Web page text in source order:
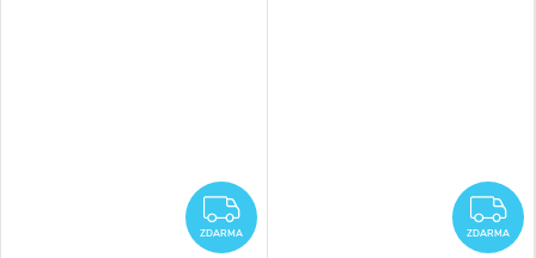
ZDARMA
ZDARMA ZDARMA